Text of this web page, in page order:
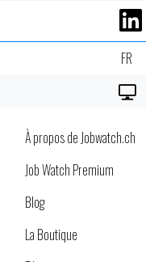
FR
À propos de Jobwatch.ch
Job Watch Premium
Blog
La Boutique